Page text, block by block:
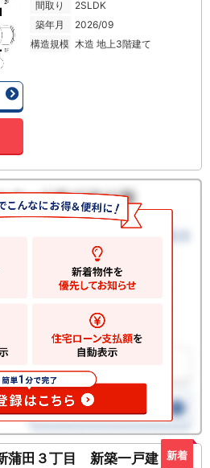
間取り
2SLDK
築年月
2026/09
構造規模 木造 地上3階建て
新着
蒲田３丁目 新築一戸建